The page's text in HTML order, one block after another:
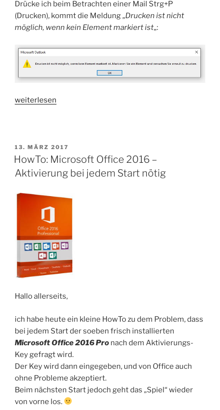
Drücke ich beim Betrachten einer Mail Strg+P
(Drucken), kommt die Meldung „Drucken ist nicht
möglich, wenn kein Element markiert ist„:
„HowTo:
mehr“
weiterlesen
VERÖFFENTLICHT
AM
13. MÄRZ 2017
HowTo: Microsoft Office 2016 –
Aktivierung bei jedem Start nötig
Hallo allerseits,
ich habe heute ein kleine HowTo zu dem Problem, dass
bei jedem Start der soeben frisch installierten
Microsoft Office 2016 Pro nach dem Aktivierungs-
Key gefragt wird.
Der Key wird dann eingegeben, und von Office auch
ohne Probleme akzeptiert.
Beim nächsten Start jedoch geht das „Spiel“ wieder
von vorne los.